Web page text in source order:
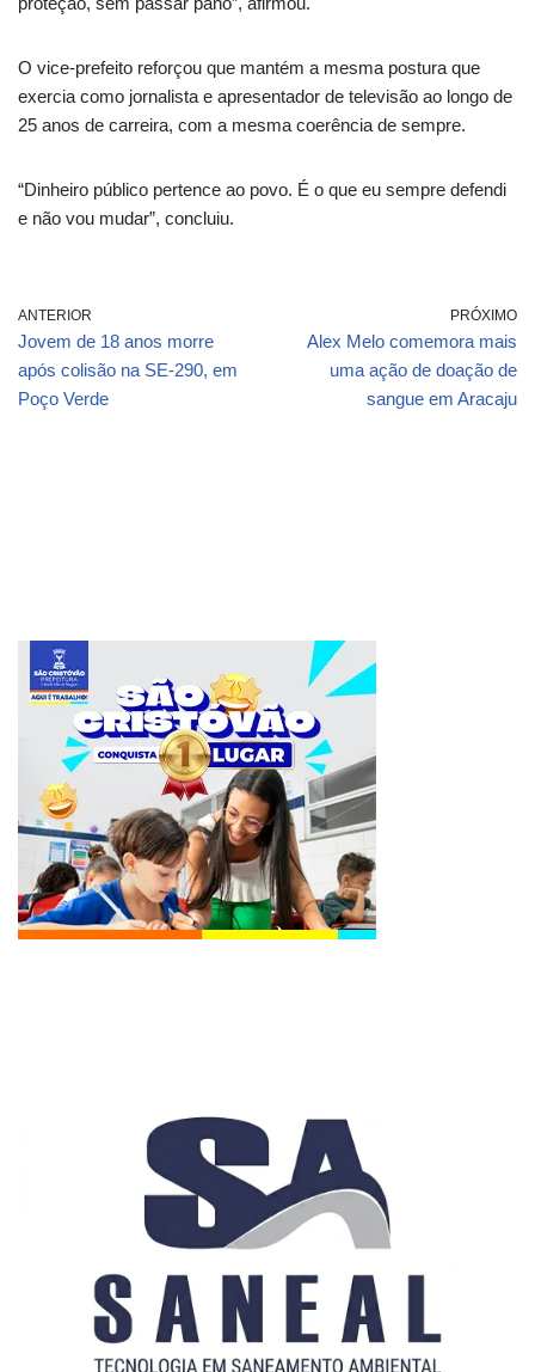
O vice-prefeito reforçou que mantém a mesma postura que
exercia como jornalista e apresentador de televisão ao longo de
25 anos de carreira, com a mesma coerência de sempre.
“Dinheiro público pertence ao povo. É o que eu sempre defendi
e não vou mudar”, concluiu.
ANTERIOR
Jovem de 18 anos morre
após colisão na SE-290, em
Poço Verde
PRÓXIMO
Alex Melo comemora mais
uma ação de doação de
sangue em Aracaju